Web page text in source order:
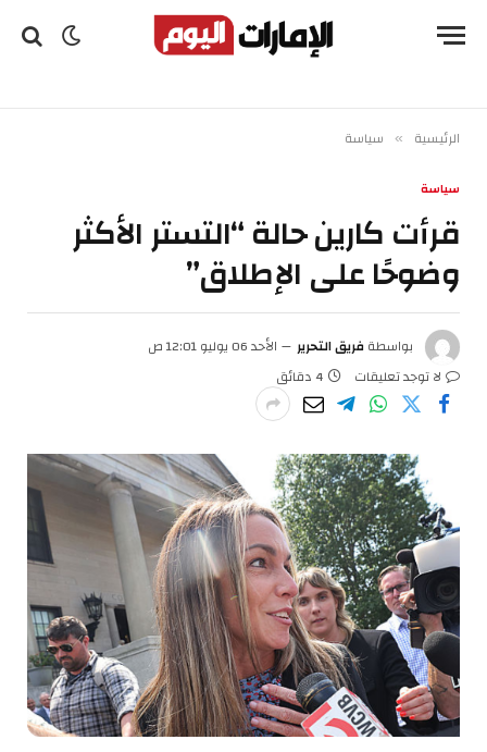
الرئيسية » سياسة
سياسة
قرأت كارين حالة “التستر الأكثر
وضوحًا على الإطلاق”
بواسطةفريق التحرير
الأحد 06 يوليو 12:01 ص
لا توجد تعليقات
4 دقائق